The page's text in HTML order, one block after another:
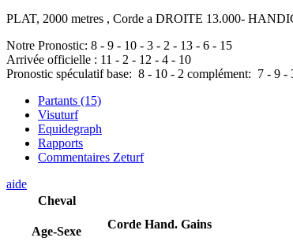
PLAT, 2000 metres , Corde a DROITE 13.000-
Notre Pronostic: 8 - 9 - 10 - 3 - 2 - 13 - 6 - 15
Arrivée officielle : 11 - 2 - 12 - 4 - 10
Pronostic spéculatif base: 8 - 10 - 2 complément: 7 - 9 -
Partants (15)
Visuturf
Equidegraph
Rapports
Commentaires Zeturf
aide
Cheval
Age-Sexe
Corde Hand. Gains